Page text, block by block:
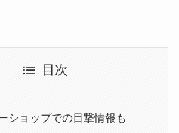
目次
ショップでの目撃情報も